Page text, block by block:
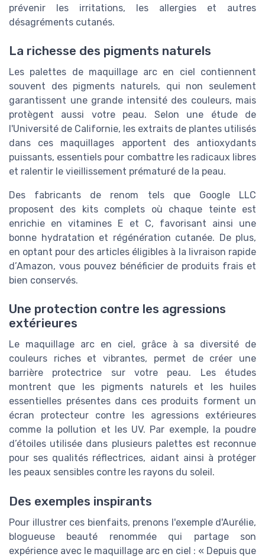
prévenir les irritations, les allergies et autres
désagréments cutanés.
La richesse des pigments naturels
Les palettes de maquillage arc en ciel contiennent
souvent des pigments naturels, qui non seulement
garantissent une grande intensité des couleurs, mais
protègent aussi votre peau. Selon une étude de
l'Université de Californie, les extraits de plantes utilisés
dans ces maquillages apportent des antioxydants
puissants, essentiels pour combattre les radicaux libres
et ralentir le vieillissement prématuré de la peau.
Des fabricants de renom tels que Google LLC
proposent des kits complets où chaque teinte est
enrichie en vitamines E et C, favorisant ainsi une
bonne hydratation et régénération cutanée. De plus,
en optant pour des articles éligibles à la livraison rapide
d’Amazon, vous pouvez bénéficier de produits frais et
bien conservés.
Une protection contre les agressions
extérieures
Le maquillage arc en ciel, grâce à sa diversité de
couleurs riches et vibrantes, permet de créer une
barrière protectrice sur votre peau. Les études
montrent que les pigments naturels et les huiles
essentielles présentes dans ces produits forment un
écran protecteur contre les agressions extérieures
comme la pollution et les UV. Par exemple, la poudre
d’étoiles utilisée dans plusieurs palettes est reconnue
pour ses qualités réflectrices, aidant ainsi à protéger
les peaux sensibles contre les rayons du soleil.
Des exemples inspirants
Pour illustrer ces bienfaits, prenons l'exemple d'Aurélie,
blogueuse beauté renommée qui partage son
expérience avec le maquillage arc en ciel : « Depuis que